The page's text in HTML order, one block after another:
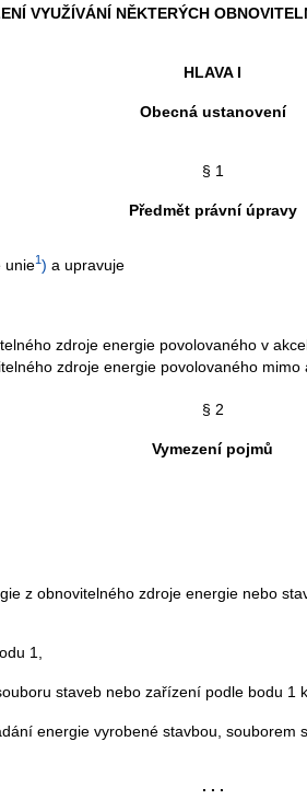
VYUŽÍVÁNÍ NĚKTERÝCH
HLAVA I
Obecná ustanovení
§ 1
Předmět právní úpravy
unie1 ) a upravuje
zdroje energie povolovaného v
zdroje energie povolovaného mimo
§ 2
Vymezení pojmů
z obnovitelného zdroje energie nebo
1,
staveb nebo zařízení podle bodu 1
energie vyrobené stavbou,
. . .